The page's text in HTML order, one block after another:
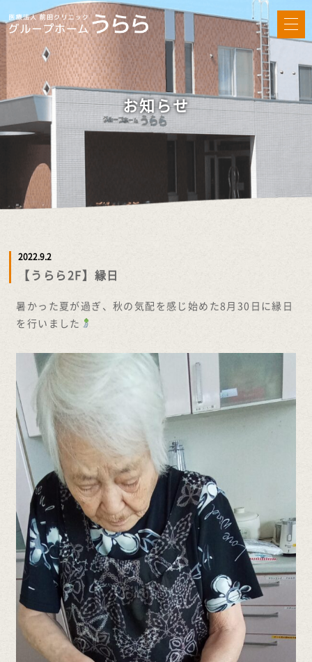
お知らせ
2022.9.2
【うらら2F】縁日
暑かった夏が過ぎ、秋の気配を感じ始めた8月30日に縁日
を行いました